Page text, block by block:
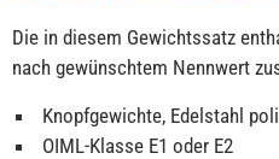
Die in diesem Gewichtssatz
nach gewünschtem Nennwert
Knopfgewichte, Edelstahl
OIML-Klasse E1 oder E2